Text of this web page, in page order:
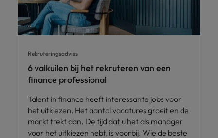
Rekruteringsadvies
6 valkuilen bij het rekruteren van een
finance professional
Talent in finance heeft interessante jobs voor
het uitkiezen. Het aantal vacatures groeit en de
markt trekt aan. De tijd dat u het als manager
voor het uitkiezen hebt, is voorbij. Wie de beste